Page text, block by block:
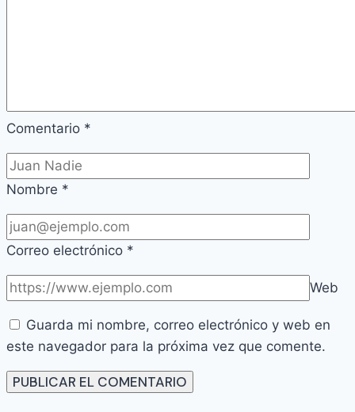
Comentario *
Nombre *
Correo electrónico *
Web
Guarda mi nombre, correo electrónico y web en
este navegador para la próxima vez que comente.